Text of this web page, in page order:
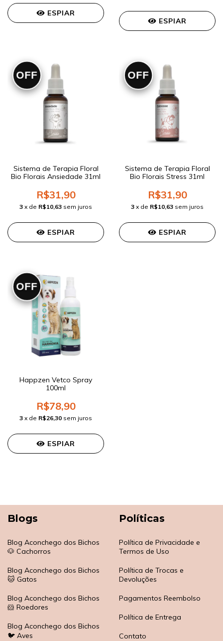
ESPIAR
ESPIAR
OFF
Sistema de Terapia Floral
Bio Florais Ansiedade 31ml
R$31,90
3 x de R$10,63 sem juros
ESPIAR
OFF
Sistema de Terapia Floral
Bio Florais Stress 31ml
R$31,90
3 x de R$10,63 sem juros
ESPIAR
OFF
Happzen Vetco Spray
100ml
R$78,90
3 x de R$26,30 sem juros
ESPIAR
Blogs
Blog Aconchego dos Bichos
🐶 Cachorros
Blog Aconchego dos Bichos
🐱 Gatos
Blog Aconchego dos Bichos
🐹 Roedores
Blog Aconchego dos Bichos
🐦 Aves
Políticas
Política de Privacidade e
Termos de Uso
Política de Trocas e
Devoluções
Pagamentos Reembolso
Política de Entrega
Contato